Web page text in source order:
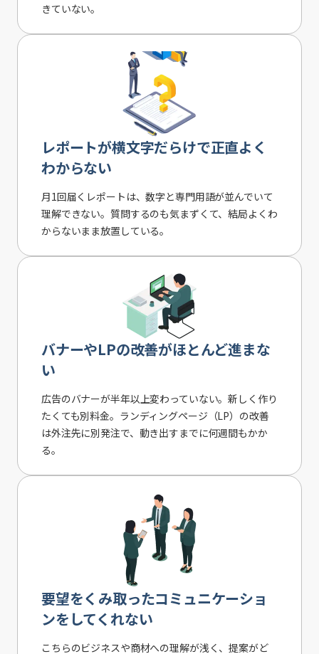
きていない。
レポートが横文字だらけで正直よく
わからない
月1回届くレポートは、数字と専門用語が並んでいて
理解できない。質問するのも気まずくて、結局よくわ
からないまま放置している。
バナーやLPの改善がほとんど進まな
い
広告のバナーが半年以上変わっていない。新しく作り
たくても別料金。ランディングページ（LP）の改善
は外注先に別発注で、動き出すまでに何週間もかか
る。
要望をくみ取ったコミュニケーショ
ンをしてくれない
こちらのビジネスや商材への理解が浅く、提案がど